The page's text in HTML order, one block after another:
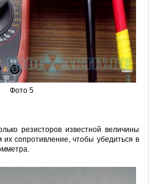
Фото 5
резисторов известной величины
сопротивление, чтобы убедиться в